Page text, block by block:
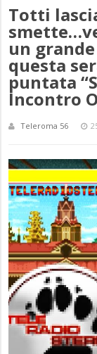
Totti
un
questa
puntata
Incontro
Teleroma 56